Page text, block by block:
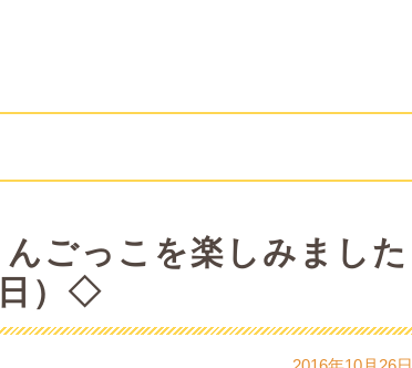
ごっこを楽しみました
日）◇